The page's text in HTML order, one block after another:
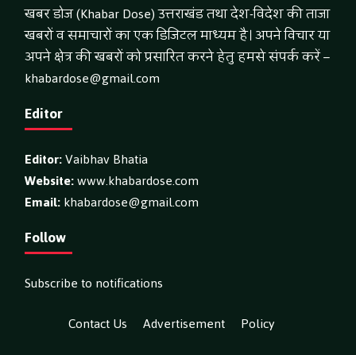
खबर डोज (Khabar Dose) उत्तराखंड तथा देश-विदेश की ताजा
खबरों व समाचारों का एक डिजिटल माध्यम है। अपने विचार या
अपने क्षेत्र की खबरों को प्रसारित करने हेतु हमसे संपर्क करें –
khabardose@gmail.com
Editor
Editor:Vaibhav Bhatia
Website:www.khabardose.com
Email:khabardose@gmail.com
Follow
Subscribe to notifications
Contact Us
Advertisement
Policy